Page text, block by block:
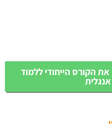
את הקורס הייחודי ללמוד